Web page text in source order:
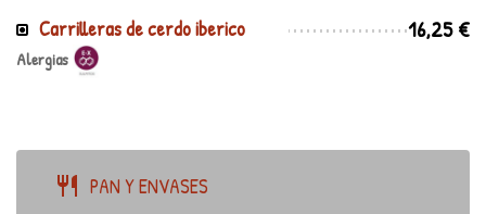
Carrilleras de cerdo iberico 16,25 €
Alergias
PAN Y ENVASES